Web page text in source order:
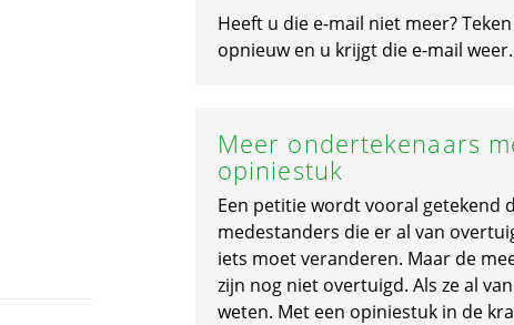
Heeft u die e-mail niet meer?
opnieuw en u krijgt die e-mail weer.
Meer ondertekenaars
opiniestuk
Een petitie wordt vooral getekend
medestanders die er al van
iets moet veranderen. Maar de
zijn nog niet overtuigd. Als ze al
weten. Met een opiniestuk in de